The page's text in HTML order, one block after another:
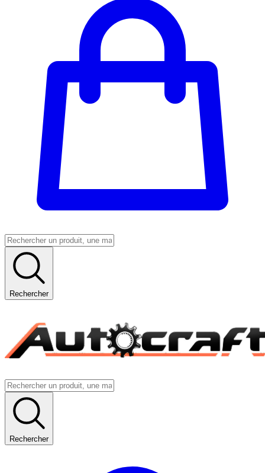
Rechercher
Rechercher